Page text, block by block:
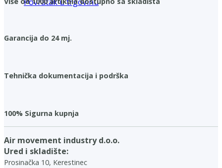
Garancija do 24 mj.
Tehnička dokumentacija i podrška
100% Sigurna kupnja
Air movement industry d.o.o.
Ured i skladište:
Prosinačka 10, Kerestinec